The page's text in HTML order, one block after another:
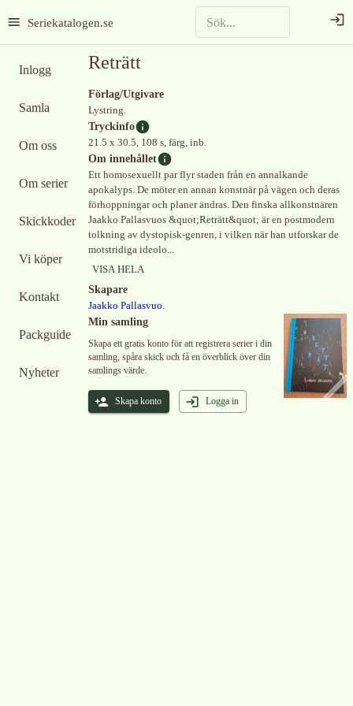
Seriekatalogen.se
Inlogg
Samla
Om oss
Om serier
Skickkoder
Vi köper
Kontakt
Packguide
Nyheter
Reträtt
Förlag/Utgivare
Lystring.
Tryckinfo
21.5 x 30.5, 108 s, färg, inb.
Om innehållet
Ett homosexuellt par flyr staden från en annalkande
apokalyps. De möter en annan konstnär på vägen och deras
förhoppningar och planer ändras. Den finska allkonstnären
Jaakko Pallasvuos &quot;Reträtt&quot; är en postmodern
tolkning av dystopisk-genren, i vilken när han utforskar de
motstridiga ideolo...
VISA HELA
Skapare
Jaakko Pallasvuo.
Min samling
Skapa ett gratis konto för att registrera serier i din
samling, spåra skick och få en överblick över din
samlings värde.
Skapa konto Logga in